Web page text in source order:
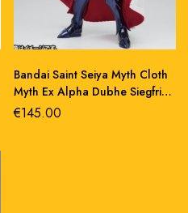
Bandai Saint Seiya Myth Cloth
Myth Ex Alpha Dubhe Siegfried
Orion 40th Ann
€145.00